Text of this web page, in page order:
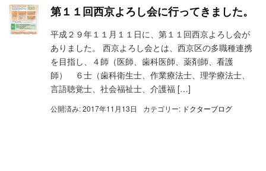
第１１回西京よろし会に行ってきました。
平成２９年１１月１１日に、第１１回西京よろし会が
ありました。 西京よろし会とは、西京区の多職種連携
を目指し、４師（医師、歯科医師、薬剤師、看護
師） ６士（歯科衛生士、作業療法士、理学療法士、
言語聴覚士、社会福祉士、介護福 […]
公開済み: 2017年11月13日 カテゴリー: ドクターブログ